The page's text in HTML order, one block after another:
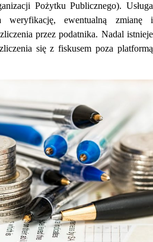
Pożytku Publicznego). Usługa
ewentualną zmianę i
przez podatnika. Nadal istnieje
się z fiskusem poza platformą